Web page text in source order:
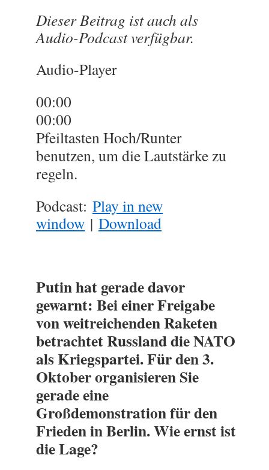
Dieser Beitrag ist auch als
Audio-Podcast verfügbar.
Audio-Player
00:00
00:00
Pfeiltasten Hoch/Runter
benutzen, um die Lautstärke zu
regeln.
Podcast: Play in new
window | Download
Putin hat gerade davor
gewarnt: Bei einer Freigabe
von weitreichenden Raketen
betrachtet Russland die NATO
als Kriegspartei. Für den 3.
Oktober organisieren Sie
gerade eine
Großdemonstration für den
Frieden in Berlin. Wie ernst ist
die Lage?